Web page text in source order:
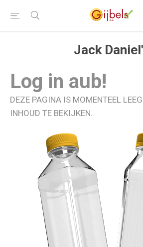
Jack
Log in aub!
DEZE PAGINA IS MOMENTEEL
INHOUD TE BEKIJKEN.